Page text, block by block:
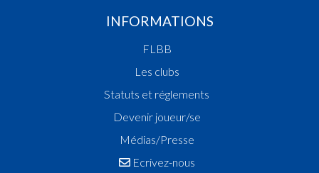
INFORMATIONS
FLBB
Les clubs
Statuts et réglements
Devenir joueur/se
Médias/Presse
Ecrivez-nous